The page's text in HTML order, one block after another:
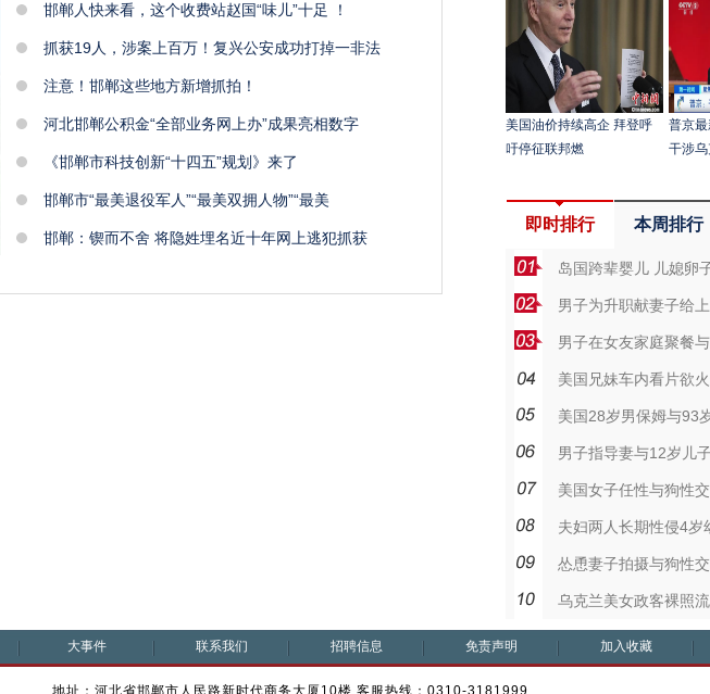
邯郸人快来看，这个收费站赵国“味儿”十足 ！
抓获19人，涉案上百万！复兴公安成功打掉一非法
注意！邯郸这些地方新增抓拍！
河北邯郸公积金“全部业务网上办”成果亮相数字
《邯郸市科技创新“十四五”规划》来了
邯郸市“最美退役军人”“最美双拥人物”“最美
邯郸：锲而不舍 将隐姓埋名近十年网上逃犯抓获
美国油价持续高企 拜登呼
吁停征联邦燃
普京
干涉
即时排行 本周排行
岛国跨辈婴儿 儿媳卵
男子为升职献妻子给
男子在女友家庭聚餐
美国兄妹车内看片欲
美国28岁男保姆与93
男子指导妻与12岁儿
美国女子任性与狗性
夫妇两人长期性侵4岁
怂恿妻子拍摄与狗性
乌克兰美女政客裸照
大事件 联系我们 招聘信息 免责声明 加入收藏
地址：河北省邯郸市人民路新时代商务大厦10楼 客服热线：0310-3181999